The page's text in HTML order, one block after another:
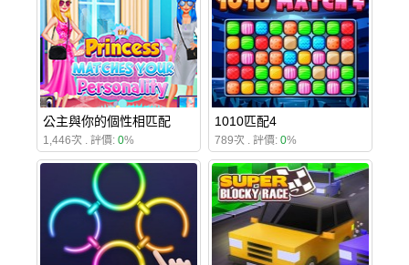
公主與你的個性相匹配
1,446次 . 評價: 0%
1010匹配4
789次 . 評價: 0%